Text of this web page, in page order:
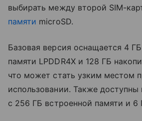
выбирать между второй SIM-
памяти microSD.
Базовая версия оснащается 4
памяти LPDDR4X и 128 ГБ
что может стать узким местом
использовании. Также доступны
с 256 ГБ встроенной памяти и 6